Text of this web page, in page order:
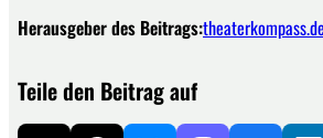
Herausgeber des Beitrags:theaterkompass.de
Teile den Beitrag auf